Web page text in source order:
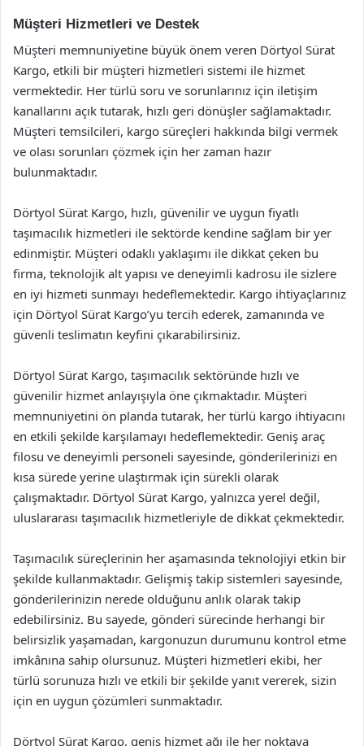
Müşteri Hizmetleri ve Destek
Müşteri memnuniyetine büyük önem veren Dörtyol Sürat
Kargo, etkili bir müşteri hizmetleri sistemi ile hizmet
vermektedir. Her türlü soru ve sorunlarınız için iletişim
kanallarını açık tutarak, hızlı geri dönüşler sağlamaktadır.
Müşteri temsilcileri, kargo süreçleri hakkında bilgi vermek
ve olası sorunları çözmek için her zaman hazır
bulunmaktadır.
Dörtyol Sürat Kargo, hızlı, güvenilir ve uygun fiyatlı
taşımacılık hizmetleri ile sektörde kendine sağlam bir yer
edinmiştir. Müşteri odaklı yaklaşımı ile dikkat çeken bu
firma, teknolojik alt yapısı ve deneyimli kadrosu ile sizlere
en iyi hizmeti sunmayı hedeflemektedir. Kargo ihtiyaçlarınız
için Dörtyol Sürat Kargo’yu tercih ederek, zamanında ve
güvenli teslimatın keyfini çıkarabilirsiniz.
Dörtyol Sürat Kargo, taşımacılık sektöründe hızlı ve
güvenilir hizmet anlayışıyla öne çıkmaktadır. Müşteri
memnuniyetini ön planda tutarak, her türlü kargo ihtiyacını
en etkili şekilde karşılamayı hedeflemektedir. Geniş araç
filosu ve deneyimli personeli sayesinde, gönderilerinizi en
kısa sürede yerine ulaştırmak için sürekli olarak
çalışmaktadır. Dörtyol Sürat Kargo, yalnızca yerel değil,
uluslararası taşımacılık hizmetleriyle de dikkat çekmektedir.
Taşımacılık süreçlerinin her aşamasında teknolojiyi etkin bir
şekilde kullanmaktadır. Gelişmiş takip sistemleri sayesinde,
gönderilerinizin nerede olduğunu anlık olarak takip
edebilirsiniz. Bu sayede, gönderi sürecinde herhangi bir
belirsizlik yaşamadan, kargonuzun durumunu kontrol etme
imkânına sahip olursunuz. Müşteri hizmetleri ekibi, her
türlü sorunuza hızlı ve etkili bir şekilde yanıt vererek, sizin
için en uygun çözümleri sunmaktadır.
Dörtyol Sürat Kargo, geniş hizmet ağı ile her noktaya